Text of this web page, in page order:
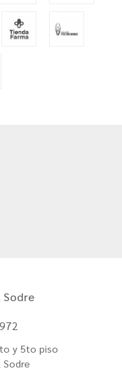
Sodre
y 5to piso